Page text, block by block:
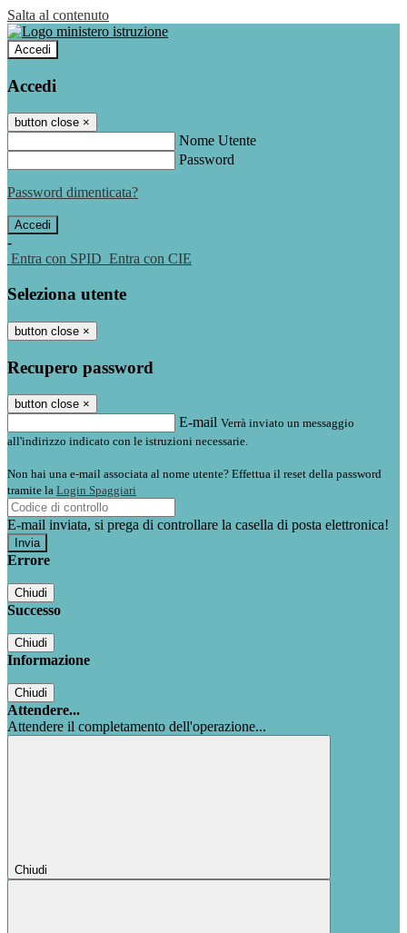
Salta al contenuto
Accedi
Accedi
button close ×
Nome Utente
Password
Password dimenticata?
-
Entra con SPID Entra con CIE
Seleziona utente
button close ×
Recupero password
button close ×
E-mail Verrà inviato un messaggio
all'indirizzo indicato con le istruzioni necessarie.
Non hai una e-mail associata al nome utente? Effettua il reset della password
tramite la Login Spaggiari
E-mail inviata, si prega di controllare la casella di posta elettronica!
Errore
Chiudi
Successo
Chiudi
Informazione
Chiudi
Attendere...
Attendere il completamento dell'operazione...
Chiudi